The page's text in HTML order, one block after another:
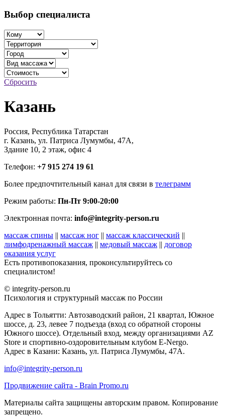
Выбор специалиста
Сбросить
Казань
Россия, Республика Татарстан
г. Казань, ул. Патриса Лумумбы, 47А,
Здание 10, 2 этаж, офис 4
Телефон: +7 915 274 19 61
Более предпочтительный канал для связи в телеграмм
Режим работы: Пн-Пт 9:00-20:00
Электронная почта: info@integrity-person.ru
массаж спины || массаж ног || массаж классический ||
лимфодренажный массаж || медовый массаж || договор
оказания услуг
Есть противопоказания, проконсультируйтесь со
специалистом!
© integrity-person.ru
Психология и структурный массаж по России
Адрес в Тольятти: Автозаводский район, 21 квартал, Южное
шоссе, д. 23, левее 7 подъезда (вход со обратной стороны
Южного шоссе). Отдельный вход, между организациями AZ
Store и спортивно-оздоровительным клубом E-Nergo.
Адрес в Казани: Казань, ул. Патриса Лумумбы, 47А.
info@integrity-person.ru
Продвижение сайта - Brain Promo.ru
Материалы сайта защищены авторским правом. Копирование
запрещено.